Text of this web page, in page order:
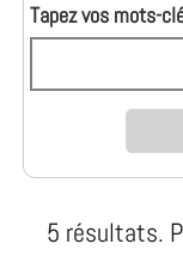
Tapez vos mots-
5 résultats.